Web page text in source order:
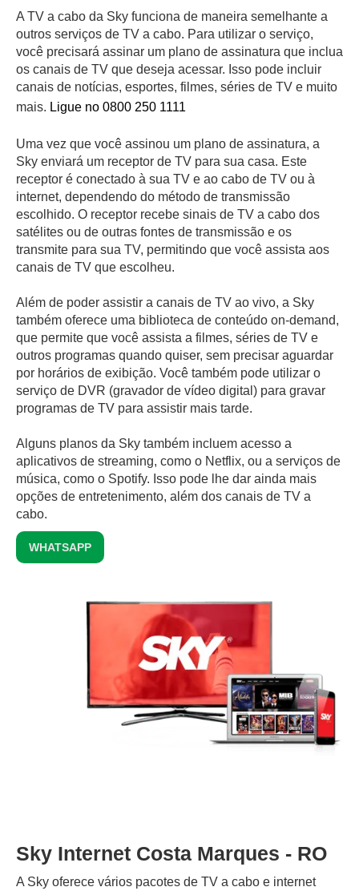
A TV a cabo da Sky funciona de maneira semelhante a
outros serviços de TV a cabo. Para utilizar o serviço,
você precisará assinar um plano de assinatura que inclua
os canais de TV que deseja acessar. Isso pode incluir
canais de notícias, esportes, filmes, séries de TV e muito
mais. Ligue no 0800 250 1111
Uma vez que você assinou um plano de assinatura, a
Sky enviará um receptor de TV para sua casa. Este
receptor é conectado à sua TV e ao cabo de TV ou à
internet, dependendo do método de transmissão
escolhido. O receptor recebe sinais de TV a cabo dos
satélites ou de outras fontes de transmissão e os
transmite para sua TV, permitindo que você assista aos
canais de TV que escolheu.
Além de poder assistir a canais de TV ao vivo, a Sky
também oferece uma biblioteca de conteúdo on-demand,
que permite que você assista a filmes, séries de TV e
outros programas quando quiser, sem precisar aguardar
por horários de exibição. Você também pode utilizar o
serviço de DVR (gravador de vídeo digital) para gravar
programas de TV para assistir mais tarde.
Alguns planos da Sky também incluem acesso a
aplicativos de streaming, como o Netflix, ou a serviços de
música, como o Spotify. Isso pode lhe dar ainda mais
opções de entretenimento, além dos canais de TV a
cabo.
WHATSAPP
Sky Internet Costa Marques - RO
A Sky oferece vários pacotes de TV a cabo e internet